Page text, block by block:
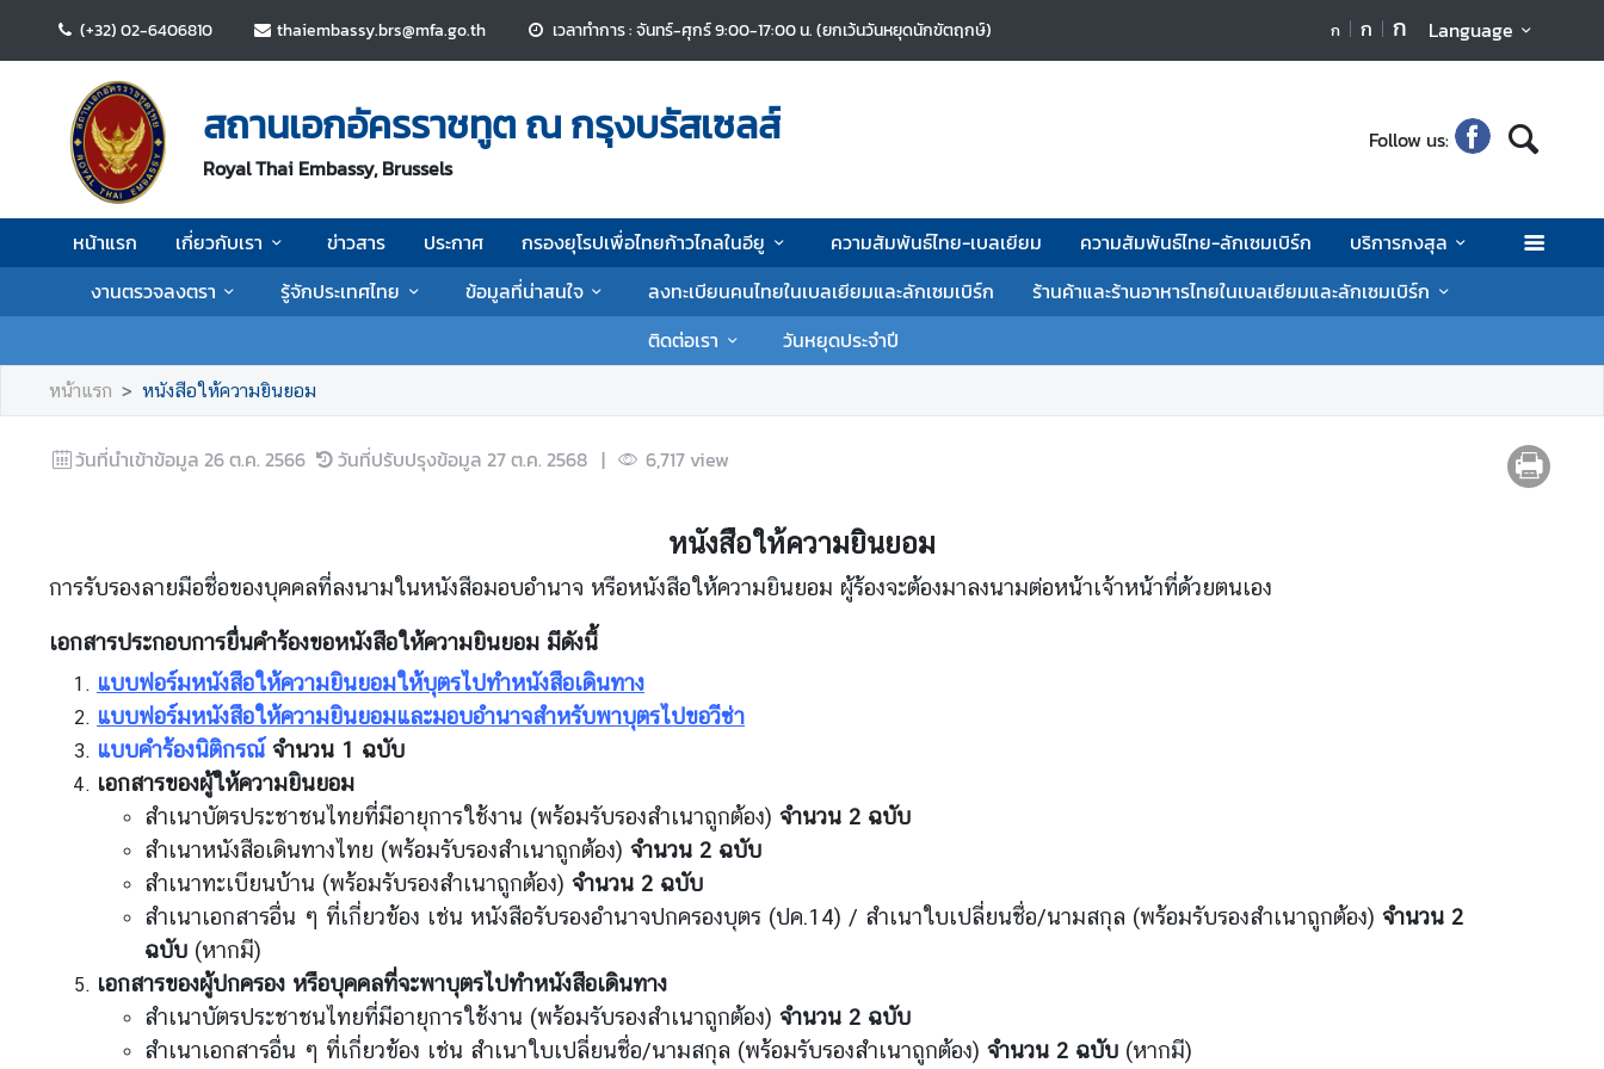
(+32) 02-6406810 thaiembassy.brs@mfa.go.th เวลาทำการ : จันทร์-ศุกร์ 9:00-17:00 น. (ยกเว้นวันหยุดนักขัตฤกษ์) ก ก ก Language
สถานเอกอัครราชทูต ณ กรุงบรัสเซลส์
Royal Thai Embassy, Brussels
Follow us:
หน้าแรก เกี่ยวกับเรา ข่าวสาร ประกาศ กรองยุโรปเพื่อไทยก้าวไกลในอียู ความสัมพันธ์ไทย-เบลเยียม ความสัมพันธ์ไทย-ลักเซมเบิร์ก
บริการกงสุล
งานตรวจลงตรา
รู้จักประเทศไทย ข้อมูลที่น่าสนใจ ลงทะเบียนคนไทยในเบลเยียมและลักเซมเบิร์ก
ร้านค้าและร้านอาหารไทยในเบลเยียมและลักเซมเบิร์ก
ติดต่อเรา
วันหยุดประจำปี
ก
เ
ว
กั
เ
ร
ข่
ว
หน้าแรก หนังสือให้ความยินยอม
วันที่นำเข้าข้อมูล 26 ต.ค. 2566 วันที่ปรับปรุงข้อมูล 27 ต.ค. 2568 | 6,717 view
หนังสือให้ความยินยอม
การรับรองลายมือชื่อของบุคคลที่ลงนามในหนังสือมอบอำนาจ หรือหนังสือให้ความยินยอม ผู้ร้องจะต้องมาลงนามต่อหน้าเจ้าหน้าที่ด้วยตนเอง
เอกสารประกอบการยื่นคำร้องขอหนังสือให้ความยินยอม มีดังนี้
แบบฟอร์มหนังสือให้ความยินยอมให้บุตรไปทำหนังสือเดินทาง
แบบฟอร์มหนังสือให้ความยินยอมและมอบอำนาจสำหรับพาบุตรไปขอวีซ่า
แบบคำร้องนิติกรณ์จำนวน 1 ฉบับ
เอกสารของผู้ให้ความยินยอม
สำเนาบัตรประชาชนไทยที่มีอายุการใช้งาน (พร้อมรับรองสำเนาถูกต้อง) จำนวน 2 ฉบับ
สำเนาหนังสือเดินทางไทย (พร้อมรับรองสำเนาถูกต้อง) จำนวน 2 ฉบับ
สำเนาทะเบียนบ้าน (พร้อมรับรองสำเนาถูกต้อง) จำนวน 2 ฉบับ
สำเนาเอกสารอื่น ๆ ที่เกี่ยวข้อง เช่น หนังสือรับรองอำนาจปกครองบุตร (ปค.14) / สำเนาใบเปลี่ยนชื่อ/นามสกุล (พร้อมรับรองสำเนาถูกต้อง) จำนวน 2
ฉบับ (หากมี)
เอกสารของผู้ปกครอง หรือบุคคลที่จะพาบุตรไปทำหนังสือเดินทาง
สำเนาบัตรประชาชนไทยที่มีอายุการใช้งาน (พร้อมรับรองสำเนาถูกต้อง) จำนวน 2 ฉบับ
สำเนาเอกสารอื่น ๆ ที่เกี่ยวข้อง เช่น สำเนาใบเปลี่ยนชื่อ/นามสกุล (พร้อมรับรองสำเนาถูกต้อง) จำนวน 2 ฉบับ (หากมี)